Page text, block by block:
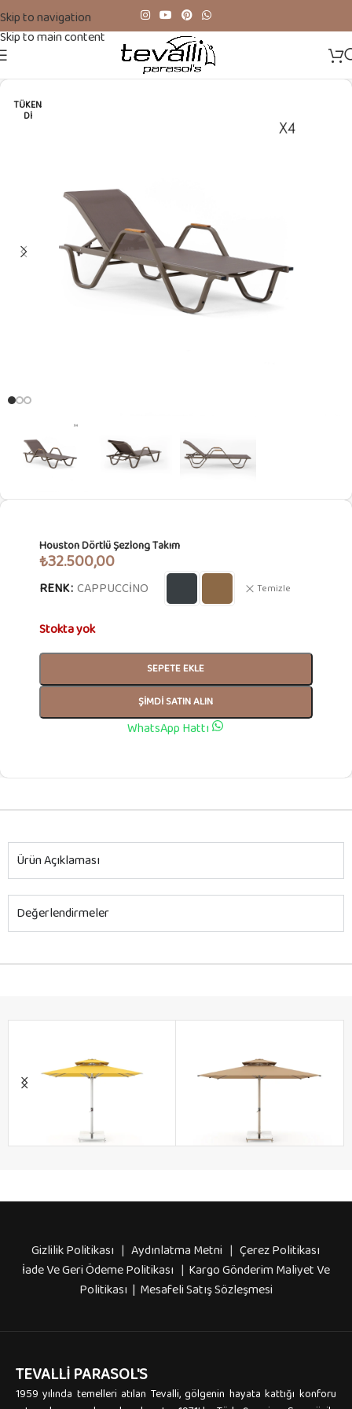
Skip to navigation
Skip to main content
TÜKEN
DI
Houston Dörtlü Şezlong Takım
₺32.500,00
RENK CAPPUCCINO Temizle
Stokta yok
SEPETE EKLE
ŞIMDI SATIN ALIN
WhatsApp Hattı
Ürün Açıklaması
Değerlendirmeler
Gövdeli Teleskopik Sistemli
Teleskopik Seri
162.000,00
Gövdeli Teleskopik Sistemli
Teleskopik Seri
₺ 189.500,00
Gizlilik Politikası |Aydınlatma Metni |Çerez Politikası
İade Ve Geri Ödeme Politikası | Kargo Gönderim Maliyet Ve
Politikası | Mesafeli Satış Sözleşmesi
TEVALLI PARASOL'S
1959 yılında temelleri atılan Tevalli, gölgenin hayata kattığı konforu